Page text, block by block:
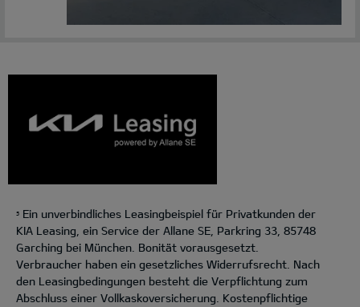
5
Ein unverbindliches Leasingbeispiel für Privatkunden der
KIA Leasing, ein Service der Allane SE, Parkring 33, 85748
Garching bei München. Bonität vorausgesetzt.
Verbraucher haben ein gesetzliches Widerrufsrecht. Nach
den Leasingbedingungen besteht die Verpflichtung zum
Abschluss einer Vollkaskoversicherung. Kostenpflichtige